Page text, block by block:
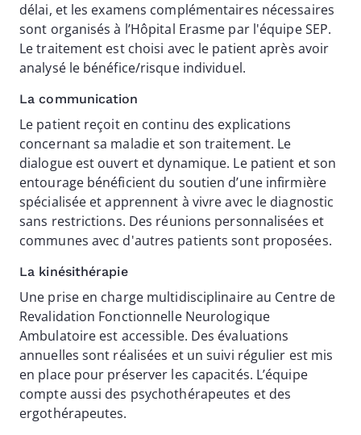
délai, et les examens complémentaires nécessaires
sont organisés à l’Hôpital Erasme par l'équipe SEP.
Le traitement est choisi avec le patient après avoir
analysé le bénéfice/risque individuel.
La communication
Le patient reçoit en continu des explications
concernant sa maladie et son traitement. Le
dialogue est ouvert et dynamique. Le patient et son
entourage bénéficient du soutien d’une infirmière
spécialisée et apprennent à vivre avec le diagnostic
sans restrictions. Des réunions personnalisées et
communes avec d'autres patients sont proposées.
La kinésithérapie
Une prise en charge multidisciplinaire au Centre de
Revalidation Fonctionnelle Neurologique
Ambulatoire est accessible. Des évaluations
annuelles sont réalisées et un suivi régulier est mis
en place pour préserver les capacités. L’équipe
compte aussi des psychothérapeutes et des
ergothérapeutes.